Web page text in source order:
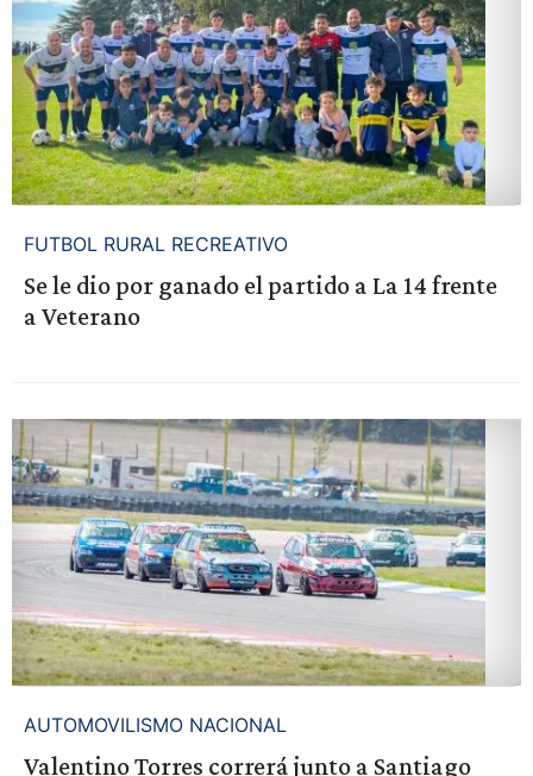
FUTBOL RURAL RECREATIVO
Se le dio por ganado el partido a La 14 frente
a Veterano
AUTOMOVILISMO NACIONAL
Valentino Torres correrá junto a Santiago